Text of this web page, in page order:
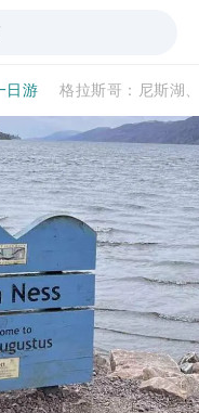
日游 格拉斯哥：尼斯湖